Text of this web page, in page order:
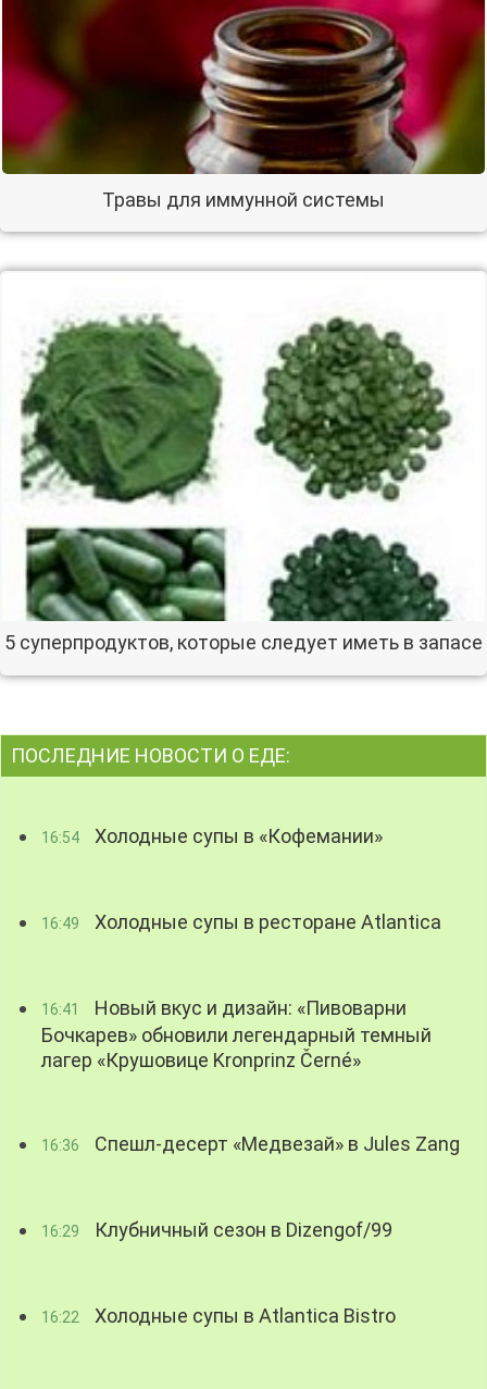
Травы для иммунной системы
5 суперпродуктов, которые следует иметь в запасе
ПОСЛЕДНИЕ НОВОСТИ О ЕДЕ:
16:54 Холодные супы в «Кофемании»
16:49 Холодные супы в ресторане Atlantica
16:41
Новый вкус и дизайн: «Пивоварни
Бочкарев» обновили легендарный темный
лагер «Крушовице Kronprinz Černé»
16:36 Спешл-десерт «Медвезай» в Jules Zang
16:29 Клубничный сезон в Dizengof/99
16:22 Холодные супы в Atlantica Bistro